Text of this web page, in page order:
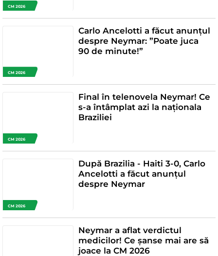
CM 2026
CM 2026
Carlo Ancelotti a făcut anunțul
despre Neymar: ”Poate juca
90 de minute!”
CM 2026
Final în telenovela Neymar! Ce
s-a întâmplat azi la naționala
Braziliei
CM 2026
După Brazilia - Haiti 3-0, Carlo
Ancelotti a făcut anunțul
despre Neymar
Neymar a aflat verdictul
medicilor! Ce șanse mai are să
joace la CM 2026